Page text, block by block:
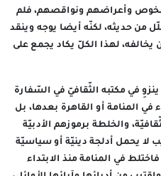
وأعراضهم ونواقصهم، فلم
من حديثه، لكنّه أيضا يوجه وينقد
لهذا الكلّ يكاد يجمع على
ينزوِ في مكتبه الثّقافيّ في السّفارة
المنامة أو القاهرة بعدها، بل
والخلطة برموزهم الأدبيّة
لا يحمل أدلجة دينيّة أو سياسيّة
في المنامة منذ الابتداء